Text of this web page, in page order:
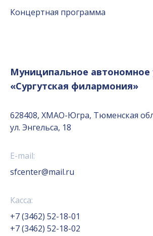
Концертная программа
Муниципальное
«Сургутская филармония»
628408, ХМАО-Югра, Тюменская
ул. Энгельса, 18
E-mail:
sfcenter@mail.ru
Касса:
+7 (3462) 52-18-01
+7 (3462) 52-18-02